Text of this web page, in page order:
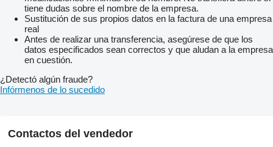
tiene dudas sobre el nombre de la empresa.
Sustitución de sus propios datos en la factura de una empresa
real
Antes de realizar una transferencia, asegúrese de que los
datos especificados sean correctos y que aludan a la empresa
en cuestión.
¿Detectó algún fraude?
Infórmenos de lo sucedido
Contactos del vendedor